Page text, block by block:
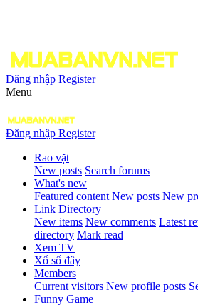
Đăng nhập Register
Menu
Đăng nhập Register
Rao vặt
New posts Search forums
What's new
Featured content New posts New
Link Directory
New items New comments Latest
directory Mark read
Xem TV
Xổ số đây
Members
Current visitors New profile posts
Funny Game